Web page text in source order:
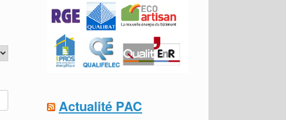
Actualité PAC